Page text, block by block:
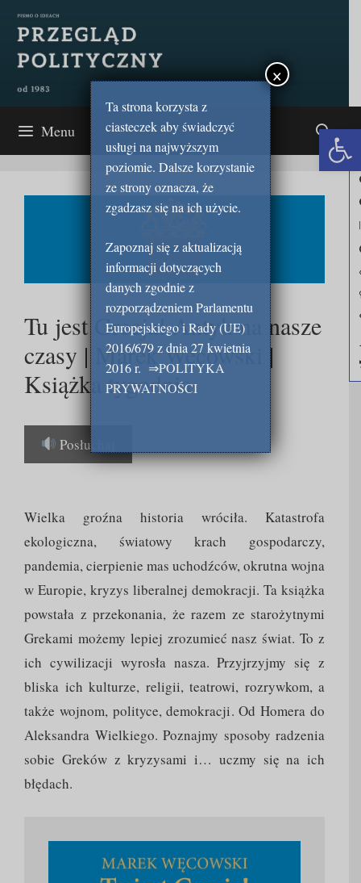
Przejdź
treści
Menu
Tu jest Grecja! Antyk na nasze
czasy | Marek Węcowski |
Książka tygodnia
Posłuchaj
Wielka groźna historia wróciła. Katastrofa
ekologiczna, światowy krach gospodarczy,
pandemia, cierpienie mas uchodźców, okrutna wojna
w Europie, kryzys liberalnej demokracji. Ta książka
powstała z przekonania, że razem ze starożytnymi
Grekami możemy lepiej zrozumieć nasz świat. To z
ich cywilizacji wyrosła nasza. Przyjrzyjmy się z
bliska ich kulturze, religii, teatrowi, rozrywkom, a
także wojnom, polityce, demokracji. Od Homera do
Aleksandra Wielkiego. Poznajmy sposoby radzenia
sobie Greków z kryzysami i… uczmy się na ich
błędach.
Ta strona korzysta z
ciasteczek aby świadczyć
usługi na najwyższym
poziomie. Dalsze korzystanie
ze strony oznacza, że
zgadzasz się na ich użycie.
Zapoznaj się z aktualizacją
informacji dotyczących
danych zgodnie z
rozporządzeniem Parlamentu
Europejskiego i Rady (UE)
2016/679 z dnia 27 kwietnia
2016 r. ⇒POLITYKA
PRYWATNOŚCI
×